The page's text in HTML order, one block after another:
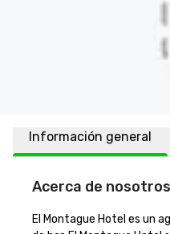
Información general
Acerca de nosotros
El Montague Hotel es un